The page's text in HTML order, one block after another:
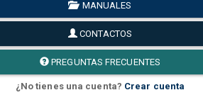
MANUALES
CONTACTOS
PREGUNTAS FRECUENTES
¿No tienes una cuenta? Crear cuenta